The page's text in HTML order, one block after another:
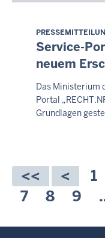
Samstag,
8.
August
-
17:16
Service-
neuem
Das Ministerium
Portal
Grundlagen
1
Seite
7 Seite
8 9